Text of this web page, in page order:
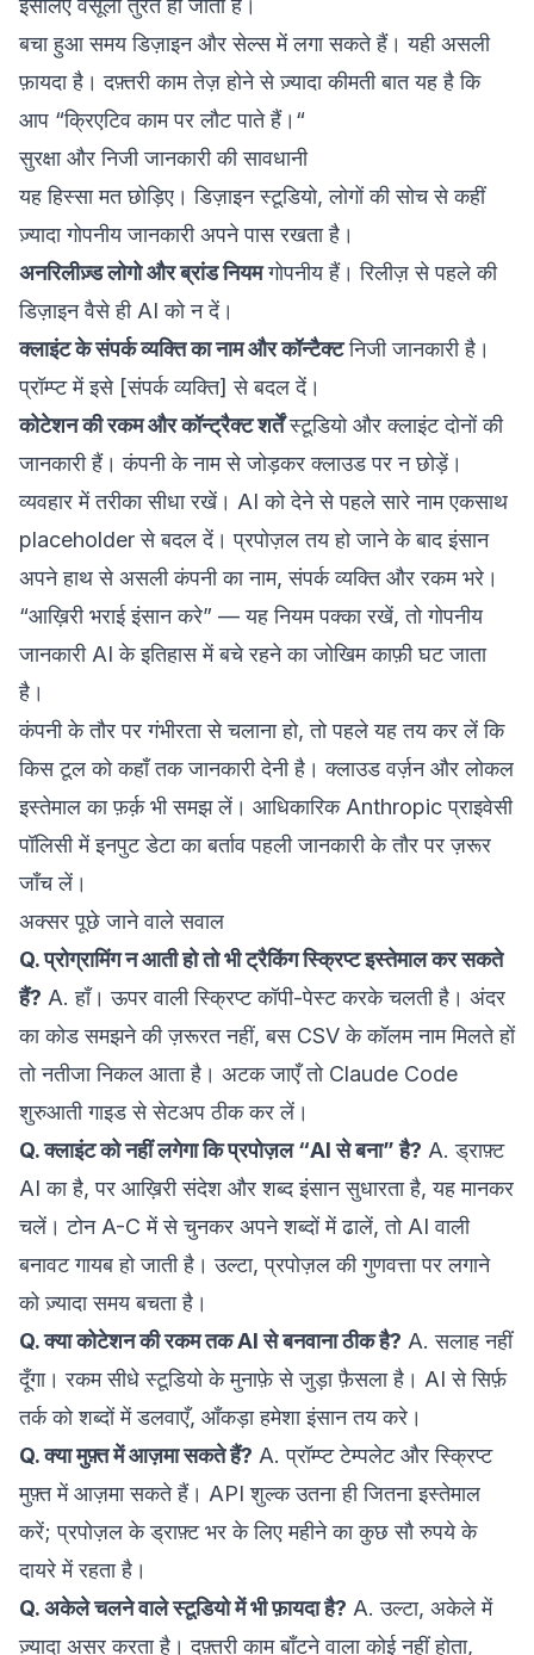
इसलिए वसूली तुरंत हो जाती है।
बचा हुआ समय डिज़ाइन और सेल्स में लगा सकते हैं। यही असली
फ़ायदा है। दफ़्तरी काम तेज़ होने से ज़्यादा कीमती बात यह है कि
आप “क्रिएटिव काम पर लौट पाते हैं।“
सुरक्षा और निजी जानकारी की सावधानी
यह हिस्सा मत छोड़िए। डिज़ाइन स्टूडियो, लोगों की सोच से कहीं
ज़्यादा गोपनीय जानकारी अपने पास रखता है।
अनरिलीज़्ड लोगो और ब्रांड नियमगोपनीय हैं। रिलीज़ से पहले की
डिज़ाइन वैसे ही AI को न दें।
क्लाइंट के संपर्क व्यक्ति का नाम और कॉन्टैक्टनिजी जानकारी है।
प्रॉम्प्ट में इसे [संपर्क व्यक्ति] से बदल दें।
कोटेशन की रकम और कॉन्ट्रैक्ट शर्तेंस्टूडियो और क्लाइंट दोनों की
जानकारी हैं। कंपनी के नाम से जोड़कर क्लाउड पर न छोड़ें।
व्यवहार में तरीका सीधा रखें। AI को देने से पहले सारे नाम एकसाथ
placeholder से बदल दें। प्रपोज़ल तय हो जाने के बाद इंसान
अपने हाथ से असली कंपनी का नाम, संपर्क व्यक्ति और रकम भरे।
“आख़िरी भराई इंसान करे” — यह नियम पक्का रखें, तो गोपनीय
जानकारी AI के इतिहास में बचे रहने का जोखिम काफ़ी घट जाता
है।
कंपनी के तौर पर गंभीरता से चलाना हो, तो पहले यह तय कर लें कि
किस टूल को कहाँ तक जानकारी देनी है। क्लाउड वर्ज़न और लोकल
इस्तेमाल का फ़र्क़ भी समझ लें। आधिकारिक Anthropic प्राइवेसी
पॉलिसीमें इनपुट डेटा का बर्ताव पहली जानकारी के तौर पर ज़रूर
जाँच लें।
अक्सर पूछे जाने वाले सवाल
Q. प्रोग्रामिंग न आती हो तो भी ट्रैकिंग स्क्रिप्ट इस्तेमाल कर सकते
हैं? A. हाँ। ऊपर वाली स्क्रिप्ट कॉपी-पेस्ट करके चलती है। अंदर
का कोड समझने की ज़रूरत नहीं, बस CSV के कॉलम नाम मिलते हों
तो नतीजा निकल आता है। अटक जाएँ तो Claude Code
शुरुआती गाइडसे सेटअप ठीक कर लें।
Q. क्लाइंट को नहीं लगेगा कि प्रपोज़ल “AI से बना” है? A. ड्राफ़्ट
AI का है, पर आख़िरी संदेश और शब्द इंसान सुधारता है, यह मानकर
चलें। टोन A-C में से चुनकर अपने शब्दों में ढालें, तो AI वाली
बनावट गायब हो जाती है। उल्टा, प्रपोज़ल की गुणवत्ता पर लगाने
को ज़्यादा समय बचता है।
Q. क्या कोटेशन की रकम तक AI से बनवाना ठीक है? A. सलाह नहीं
दूँगा। रकम सीधे स्टूडियो के मुनाफ़े से जुड़ा फ़ैसला है। AI से सिर्फ़
तर्क को शब्दों में डलवाएँ, आँकड़ा हमेशा इंसान तय करे।
Q. क्या मुफ़्त में आज़मा सकते हैं? A. प्रॉम्प्ट टेम्पलेट और स्क्रिप्ट
मुफ़्त में आज़मा सकते हैं। API शुल्क उतना ही जितना इस्तेमाल
करें; प्रपोज़ल के ड्राफ़्ट भर के लिए महीने का कुछ सौ रुपये के
दायरे में रहता है।
Q. अकेले चलने वाले स्टूडियो में भी फ़ायदा है? A. उल्टा, अकेले में
ज़्यादा असर करता है। दफ़्तरी काम बाँटने वाला कोई नहीं होता,